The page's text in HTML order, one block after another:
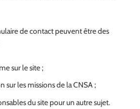
de contact peuvent être des
sur le site ;
sur les missions de la CNSA ;
du site pour un autre sujet.